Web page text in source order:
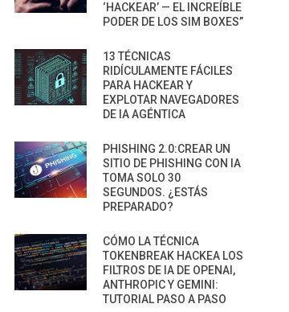
‘HACKEAR’ — EL INCREÍBLE
PODER DE LOS SIM BOXES”
13 TÉCNICAS
RIDÍCULAMENTE FÁCILES
PARA HACKEAR Y
EXPLOTAR NAVEGADORES
DE IA AGÉNTICA
PHISHING 2.0:CREAR UN
SITIO DE PHISHING CON IA
TOMA SOLO 30
SEGUNDOS. ¿ESTÁS
PREPARADO?
CÓMO LA TÉCNICA
TOKENBREAK HACKEA LOS
FILTROS DE IA DE OPENAI,
ANTHROPIC Y GEMINI:
TUTORIAL PASO A PASO